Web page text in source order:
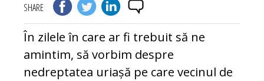
SHARE
În zilele în care ar fi trebuit să ne
amintim, să vorbim despre
nedreptatea uriașă pe care vecinul de